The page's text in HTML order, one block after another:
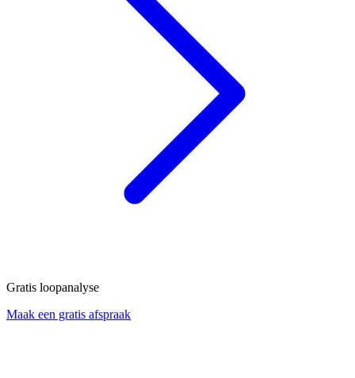
Gratis loopanalyse
Maak een gratis afspraak